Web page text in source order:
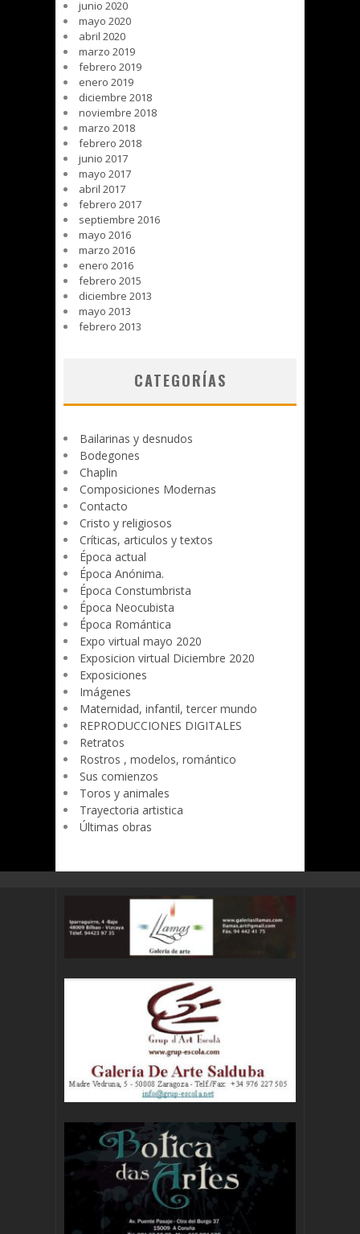
junio 2020
mayo 2020
abril 2020
marzo 2019
febrero 2019
enero 2019
diciembre 2018
noviembre 2018
marzo 2018
febrero 2018
junio 2017
mayo 2017
abril 2017
febrero 2017
septiembre 2016
mayo 2016
marzo 2016
enero 2016
febrero 2015
diciembre 2013
mayo 2013
febrero 2013
CATEGORÍAS
Bailarinas y desnudos
Bodegones
Chaplin
Composiciones Modernas
Contacto
Cristo y religiosos
Críticas, articulos y textos
Época actual
Época Anónima.
Época Constumbrista
Época Neocubista
Época Romántica
Expo virtual mayo 2020
Exposicion virtual Diciembre 2020
Exposiciones
Imágenes
Maternidad, infantil, tercer mundo
REPRODUCCIONES DIGITALES
Retratos
Rostros , modelos, romántico
Sus comienzos
Toros y animales
Trayectoria artistica
Últimas obras